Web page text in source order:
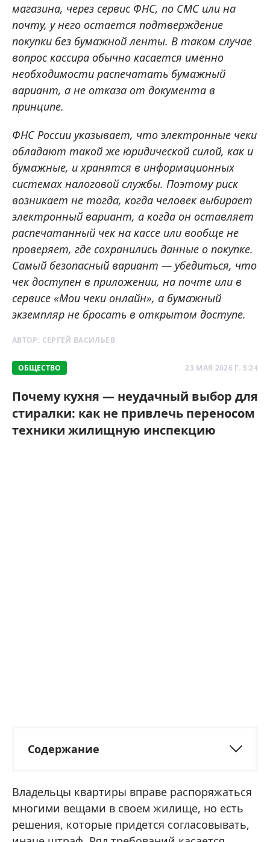
магазина, через сервис ФНС, по СМС или на
почту, у него остается подтверждение
покупки без бумажной ленты. В таком случае
вопрос кассира обычно касается именно
необходимости распечатать бумажный
вариант, а не отказа от документа в
принципе.
ФНС России указывает, что электронные чеки
обладают такой же юридической силой, как и
бумажные, и хранятся в информационных
системах налоговой службы. Поэтому риск
возникает не тогда, когда человек выбирает
электронный вариант, а когда он оставляет
распечатанный чек на кассе или вообще не
проверяет, где сохранились данные о покупке.
Самый безопасный вариант — убедиться, что
чек доступен в приложении, на почте или в
сервисе «Мои чеки онлайн», а бумажный
экземпляр не бросать в открытом доступе.
АВТОР: СЕРГЕЙ ВАСИЛЬЕВ
ОБЩЕСТВО 23 МАЯ 2026 Г. 5:24
Почему кухня — неудачный выбор для
стиралки: как не привлечь переносом
техники жилищную инспекцию
Содержание
Владельцы квартиры вправе распоряжаться
многими вещами в своем жилище, но есть
решения, которые придется согласовывать,